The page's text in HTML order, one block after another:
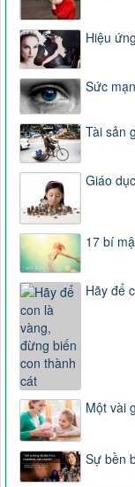
Hiệu
Sức
Tài sản
Giáo
17 bí
Hãy để
Một vài
Sự bền